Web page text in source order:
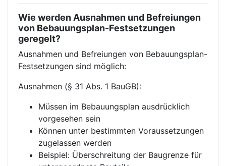
Wie werden Ausnahmen und Befreiungen
von Bebauungsplan-Festsetzungen
geregelt?
Ausnahmen und Befreiungen von Bebauungsplan-
Festsetzungen sind möglich:
Ausnahmen (§ 31 Abs. 1 BauGB):
Müssen im Bebauungsplan ausdrücklich
vorgesehen sein
Können unter bestimmten Voraussetzungen
zugelassen werden
Beispiel: Überschreitung der Baugrenze für